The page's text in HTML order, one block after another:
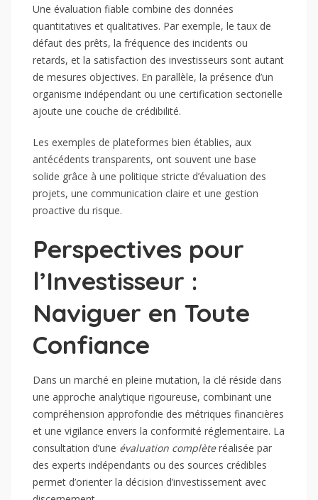
Une évaluation fiable combine des données
quantitatives et qualitatives. Par exemple, le taux de
défaut des prêts, la fréquence des incidents ou
retards, et la satisfaction des investisseurs sont autant
de mesures objectives. En parallèle, la présence d’un
organisme indépendant ou une certification sectorielle
ajoute une couche de crédibilité.
Les exemples de plateformes bien établies, aux
antécédents transparents, ont souvent une base
solide grâce à une politique stricte d’évaluation des
projets, une communication claire et une gestion
proactive du risque.
Perspectives pour
l’Investisseur :
Naviguer en Toute
Confiance
Dans un marché en pleine mutation, la clé réside dans
une approche analytique rigoureuse, combinant une
compréhension approfondie des métriques financières
et une vigilance envers la conformité réglementaire. La
consultation d’une évaluation complèteréalisée par
des experts indépendants ou des sources crédibles
permet d’orienter la décision d’investissement avec